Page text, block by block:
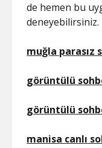
de hemen bu
deneyebilirsiniz.
muğla parasız
görüntülü
görüntülü
manisa canlı